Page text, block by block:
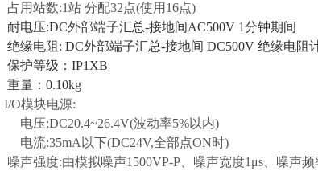
占用站数:1站 分配32点(使用16点)
耐电压:DC外部端子汇总-接地间AC500V 1分钟
绝缘电阻: DC外部端子汇总-接地间 DC500V 绝缘电阻
保护等级：IP1XB
重量：0.10kg
I/O模块电源:
电压:DC20.4~26.4V(波动率5%以内)
电流:35mA以下(DC24V,全部点ON
噪声强度:由模拟噪声1500VP-P、噪声宽度1μs、噪